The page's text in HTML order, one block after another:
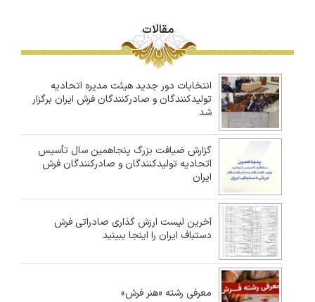
مقالات
انتخابات دور جدید هیئت مدیره اتحادیه
تولیدکنندگان و صادرکنندگان فرش ایران برگزار
شد
گزارش ضیافت بزرگ پنجاهمین سال تأسیس
اتحادیه تولیدکنندگان و صادرکنندگان فرش
ایران
آخرین لیست ارزش گذاری صادراتی فرش
دستباف ایران را اینجا ببینید
معرفی رشته «هنر فرش»